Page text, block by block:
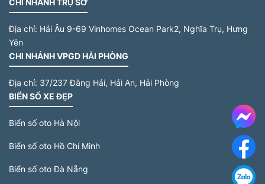
CHI NHÁNH TRỤ SỞ
Địa chỉ: Hải Âu 9-69 Vinhomes Ocean Park2, Nghĩa Trụ, Hưng
Yên
CHI NHÁNH VPGD HẢI PHÒNG
Địa chỉ: 37/237 Đằng Hải, Hải An, Hải Phòng
BIỂN SỐ XE ĐẸP
Biển số oto Hà Nội
Biển số oto Hồ Chí Minh
Biển số oto Đà Nẵng